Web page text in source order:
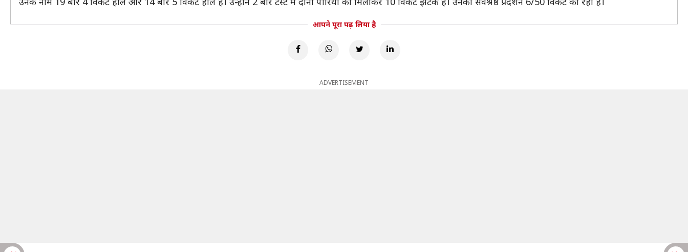
आपने पूरा पढ़ लिया है
ADVERTISEMENT